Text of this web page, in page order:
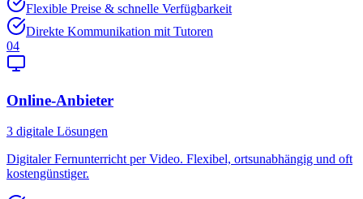
Flexible Preise & schnelle Verfügbarkeit
Direkte Kommunikation mit Tutoren
04
Online-Anbieter
3 digitale Lösungen
Digitaler Fernunterricht per Video. Flexibel, ortsunabhängig und oft
kostengünstiger.